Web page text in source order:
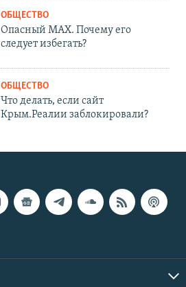
ОБЩЕСТВО
Опасный MAX. Почему его
следует избегать?
ОБЩЕСТВО
Что делать, если сайт
Крым.Реалии заблокировали?